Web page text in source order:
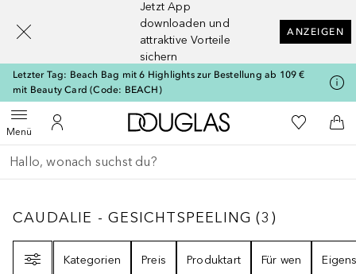
Jetzt App
downloaden und
attraktive Vorteile
sichern
ANZEIGEN
Letzter Tag: Beach Bag mit 6 Highlights zur Bestellung ab 109 €
mit Beauty Card (Code: BEACH)
MenüMenü öffnenZu Meinem Kundenkonto
Zur Douglas Startseite
Zu Meiner
Gehe zurück
Suche ausführen
CAUDALIE - GESICHTSPEELING 3
CAUDALIE - GESICHTSPEELING (3 )
Kategorien
Preis Produktart Für wen
[navigation.slideout.screenreader]